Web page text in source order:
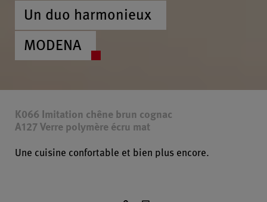
Un duo harmonieux
MODENA
K066 Imitation chêne brun cognac
A127 Verre polymère écru mat
Une cuisine confortable et bien plus encore.